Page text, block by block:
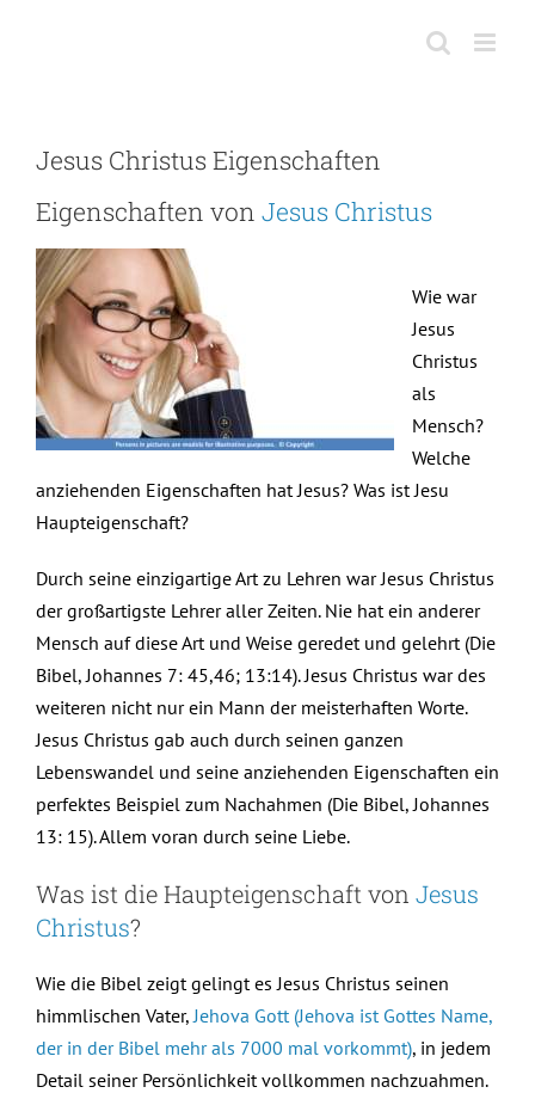
Jesus Christus Eigenschaften
Eigenschaften von Jesus Christus
Wie war
Jesus
Christus
als
Mensch?
Welche
anziehenden Eigenschaften hat Jesus? Was ist Jesu
Haupteigenschaft?
Durch seine einzigartige Art zu Lehren war Jesus Christus
der großartigste Lehrer aller Zeiten. Nie hat ein anderer
Mensch auf diese Art und Weise geredet und gelehrt (Die
Bibel, Johannes 7: 45,46; 13:14). Jesus Christus war des
weiteren nicht nur ein Mann der meisterhaften Worte.
Jesus Christus gab auch durch seinen ganzen
Lebenswandel und seine anziehenden Eigenschaften ein
perfektes Beispiel zum Nachahmen (Die Bibel, Johannes
13: 15). Allem voran durch seine Liebe.
Was ist die Haupteigenschaft von Jesus
Christus?
Wie die Bibel zeigt gelingt es Jesus Christus seinen
himmlischen Vater, Jehova Gott (Jehova ist Gottes Name,
der in der Bibel mehr als 7000 mal vorkommt), in jedem
Detail seiner Persönlichkeit vollkommen nachzuahmen.